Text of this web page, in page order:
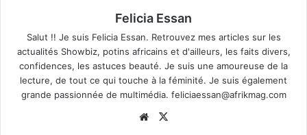
Felicia Essan
Salut !! Je suis Felicia Essan. Retrouvez mes articles sur les
actualités Showbiz, potins africains et d'ailleurs, les faits divers,
confidences, les astuces beauté. Je suis une amoureuse de la
lecture, de tout ce qui touche à la féminité. Je suis également
grande passionnée de multimédia. feliciaessan@afrikmag.com
Website